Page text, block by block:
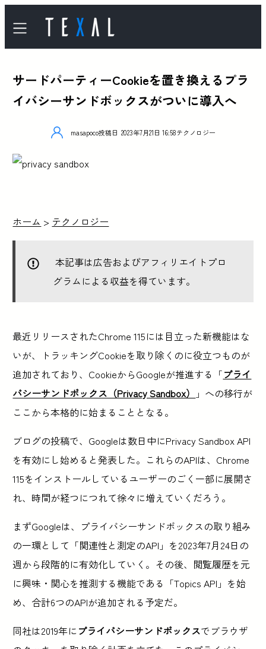
サードパーティーCookieを置き換えるプラ
イバシーサンドボックスがついに導入へ
masapoco投稿日 2023年7月21日 16:58テクノロジー
ホーム > テクノロジー
本記事は広告およびアフィリエイトプロ
グラムによる収益を得ています。
最近リリースされたChrome 115には目立った新機能はな
いが、トラッキングCookieを取り除くのに役立つものが
追加されており、CookieからGoogleが推進する「プライ
バシーサンドボックス（Privacy Sandbox）
」への移行が
ここから本格的に始まることとなる。
ブログの投稿で、Googleは数日中にPrivacy Sandbox API
を有効にし始めると発表した。これらのAPIは、Chrome
115をインストールしているユーザーのごく一部に展開さ
れ、時間が経つにつれて徐々に増えていくだろう。
まずGoogleは、プライバシーサンドボックスの取り組み
の一環として「関連性と測定のAPI」を2023年7月24日の
週から段階的に有効化していく。その後、閲覧履歴を元
に興味・関心を推測する機能である「Topics API」を始
め、合計6つのAPIが追加される予定だ。
同社は2019年にプライバシーサンドボックスでブラウザ